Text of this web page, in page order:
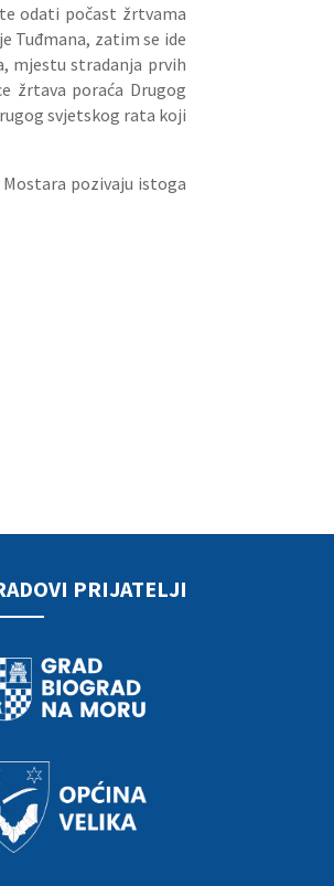
odati počast žrtvama
Tuđmana, zatim se ide
mjestu stradanja prvih
žrtava poraća Drugog
svjetskog rata koji
pozivaju istoga
PRIJATELJI